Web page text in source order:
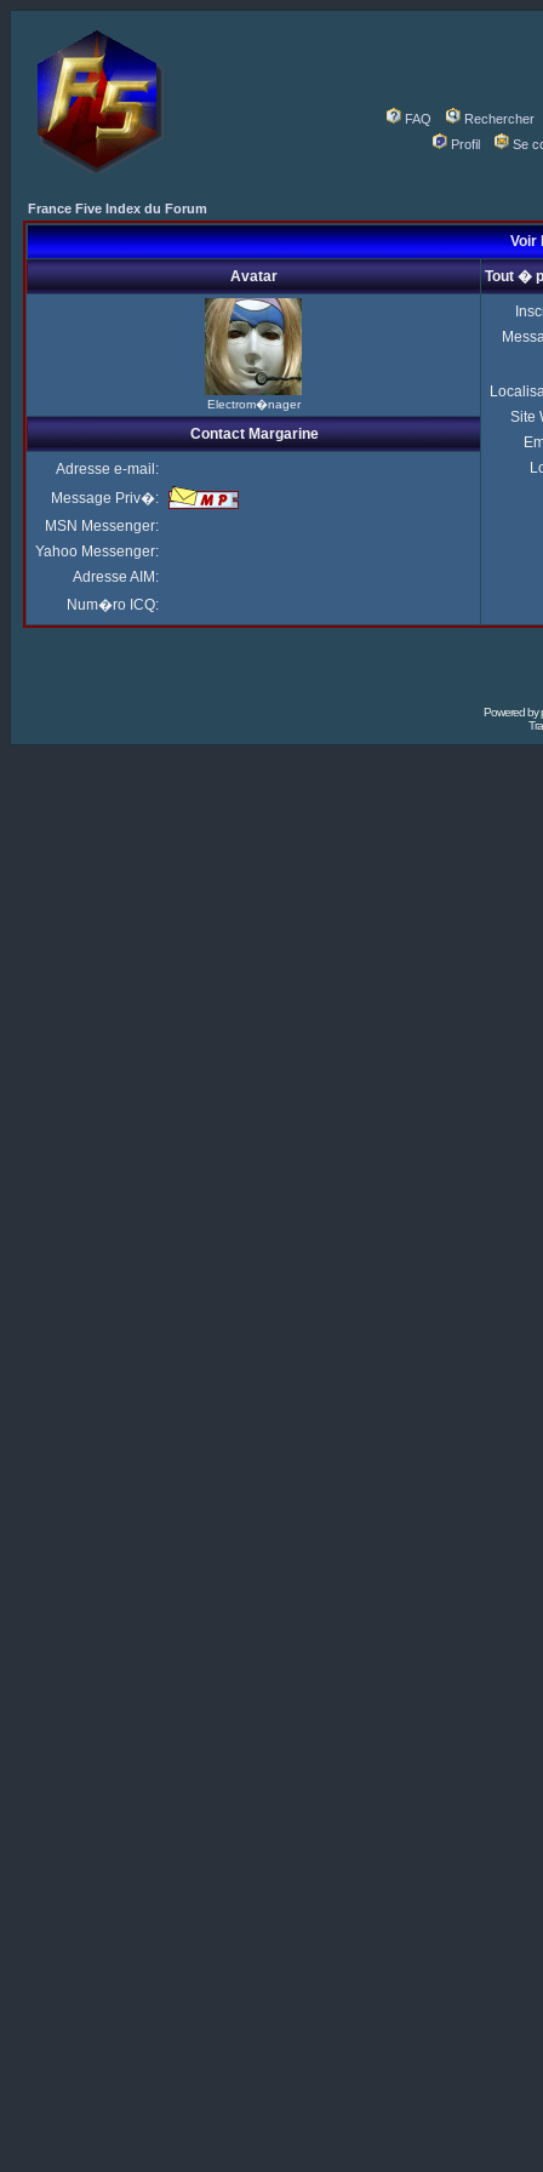
FAQ
Rechercher
Profil
Se
France Five Index du Forum
Voir
Avatar Tout �
Electrom�nager
Site
Contact Margarine
Adresse e-mail:
Message Priv�:
MSN Messenger:
Yahoo Messenger:
Adresse AIM:
Num�ro ICQ:
Powered by